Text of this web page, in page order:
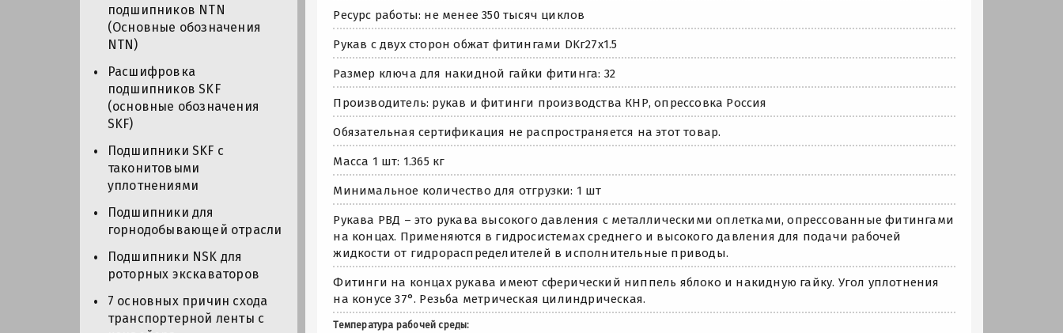
подшипников NTN
(Основные обозначения
NTN)
Расшифровка
подшипников SKF
(основные обозначения
SKF)
Подшипники SKF с
таконитовыми
уплотнениями
Подшипники для
горнодобывающей отрасли
Подшипники NSK для
роторных экскаваторов
7 основных причин схода
транспортерной ленты с
Ресурс работы: не менее 350 тысяч циклов
Рукав с двух сторон обжат фитингами DKг27х1.5
Размер ключа для накидной гайки фитинга: 32
Производитель: рукав и фитинги производства КНР, опрессовка Россия
Обязательная сертификация не распространяется на этот товар.
Масса 1 шт: 1.365 кг
Минимальное количество для отгрузки: 1 шт
Рукава РВД – это рукава высокого давления с металлическими оплетками, опрессованные фитингами
на концах. Применяются в гидросистемах среднего и высокого давления для подачи рабочей
жидкости от гидрораспределителей в исполнительные приводы.
Фитинги на концах рукава имеют сферический ниппель яблоко и накидную гайку. Угол уплотнения
на конусе 37°. Резьба метрическая цилиндрическая.
Температура рабочей среды: